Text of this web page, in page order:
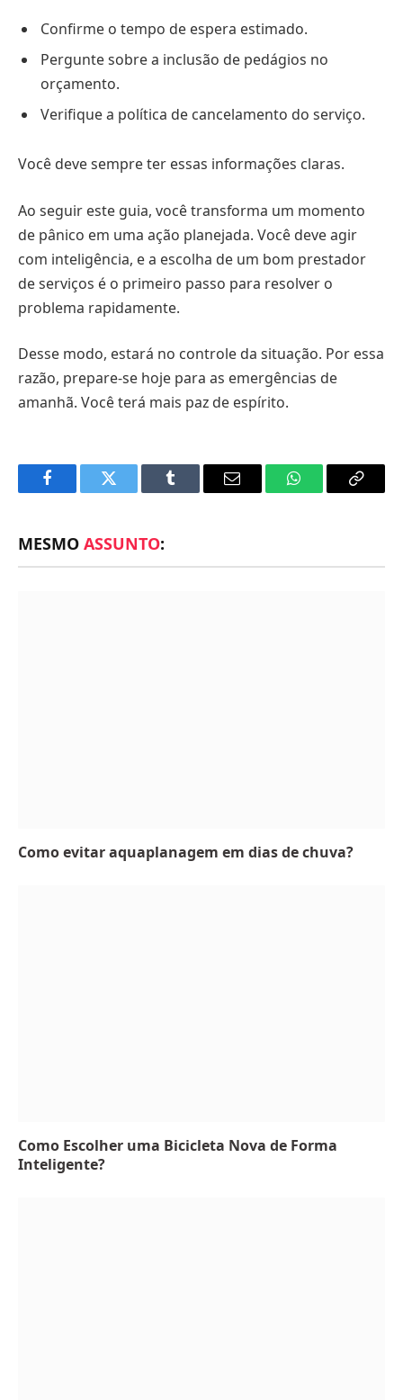
Confirme o tempo de espera estimado.
Pergunte sobre a inclusão de pedágios no
orçamento.
Verifique a política de cancelamento do serviço.
Você deve sempre ter essas informações claras.
Ao seguir este guia, você transforma um momento
de pânico em uma ação planejada. Você deve agir
com inteligência, e a escolha de um bom prestador
de serviços é o primeiro passo para resolver o
problema rapidamente.
Desse modo, estará no controle da situação. Por essa
razão, prepare-se hoje para as emergências de
amanhã. Você terá mais paz de espírito.
FacebookTwitter Tumblr Email WhatsAppCopy
MESMO ASSUNTO:
Como evitar aquaplanagem em dias de chuva?
Como Escolher uma Bicicleta Nova de Forma
Inteligente?